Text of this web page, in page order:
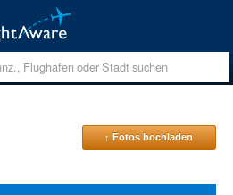
↑ Fotos hochladen